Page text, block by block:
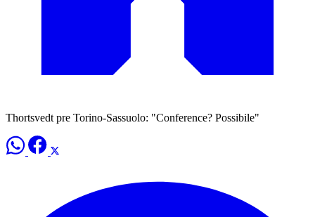
Thortsvedt pre Torino-Sassuolo: "Conference? Possibile"